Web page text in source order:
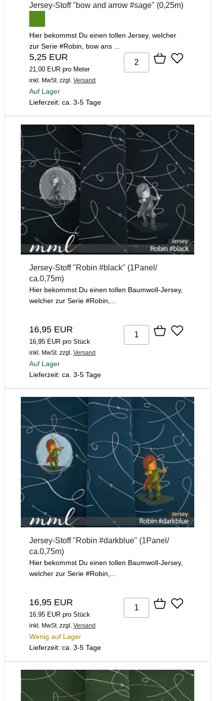
Jersey-Stoff "bow and arrow #sage" (0,25m)
Hier bekommst Du einen tollen Jersey, welcher
zur Serie #Robin, bow ans ...
5,25 EUR
21,00 EUR pro Meter
inkl. MwSt. zzgl. Versand
Auf Lager
Lieferzeit: ca. 3-5 Tage
Jersey-Stoff "Robin #black" (1Panel/
ca.0,75m)
Hier bekommst Du einen tollen Baumwoll-Jersey,
welcher zur Serie #Robin,...
16,95 EUR
16,95 EUR pro Stück
inkl. MwSt. zzgl. Versand
Auf Lager
Lieferzeit: ca. 3-5 Tage
Jersey-Stoff "Robin #darkblue" (1Panel/
ca.0,75m)
Hier bekommst Du einen tollen Baumwoll-Jersey,
welcher zur Serie #Robin,...
16,95 EUR
16,95 EUR pro Stück
inkl. MwSt. zzgl. Versand
Wenig auf Lager
Lieferzeit: ca. 3-5 Tage